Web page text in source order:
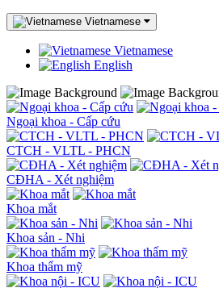
Vietnamese
Vietnamese
English
Ngoại khoa - Cấp cứu
CTCH - VLTL - PHCN
CĐHA - Xét nghiệm
Khoa mắt
Khoa sản - Nhi
Khoa thẩm mỹ